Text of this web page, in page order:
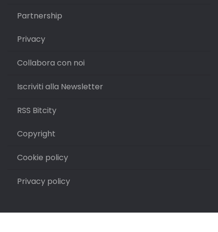
Partnership
Privacy
Collabora con noi
Iscriviti alla Newsletter
RSS Bitcity
Copyright
Cookie policy
Privacy policy